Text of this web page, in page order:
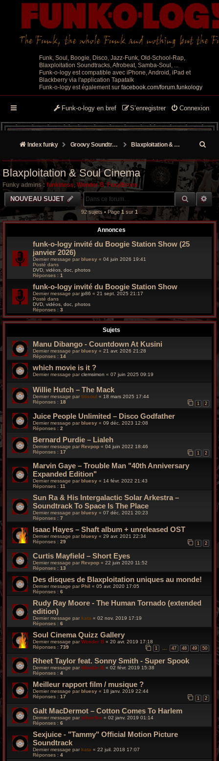
Funk, Soul, Boogie, Disco, Jazz-Funk, Old-School-Rap,
Blaxploitation Soundtracks, Afrobeat, Samba-Soul, ...
Funk-o-logy est compatible avec iPhone, Android, iPad et
Blackberry via l'application Tapatalk
Funk-o-logy est également sur facebook.com/forum.funkology
Connexion
S’enregistrer
Funk-o-logy en bref
Index funky Groovy Soundtracks Blaxploitation & Soul Cinema
e
h
r
c
o
Blaxploitation & Soul Cinema
Funky admins : funkiness, Wonder B,FoxyBronx
NOUVEAU SUJET
92 sujets • Page 1 sur 1
Annonces
funk-o-logy invité du Boogie Station Show (25
janvier 2026)
Dernier message par bluesy « 04 juin 2026 19:41
Posté dans
DVD, vidéos, doc, photos
Réponses : 1
funk-o-logy invité du Boogie Station Show
Dernier message parjp86 « 21 sept. 2025 21:17
Posté dans
DVD, vidéos, doc, photos
Réponses : 3
Sujets
Manu Dibango - Countdown At Kusini
Dernier message par bluesy « 21 avr. 2026 21:28
Réponses : 14
which movie is it ?
Dernier message parclemsimon « 07 juin 2025 09:19
Willie Hutch – The Mack
Dernier message par titisoul « 18 mars 2025 17:44
Réponses : 18 1 2
Juice People Unlimited ‎– Disco Godfather
Dernier message parbluesy « 09 déc. 2023 12:08
Réponses : 2
Bernard Purdie – Lialeh
Dernier message par Revpop « 04 juin 2022 18:46
Réponses : 17 1 2
Marvin Gaye – Trouble Man "40th Anniversary
Expanded Edition"
Dernier message par bluesy « 14 févr. 2022 21:43
Réponses : 11
Sun Ra & His Intergalactic Solar Arkestra –
Soundtrack To Space Is The Place
Dernier message par bluesy « 07 déc. 2021 20:23
Réponses : 7
Isaac Hayes – Shaft album + unreleased OST
Dernier message parbluesy « 29 avr. 2021 22:34
Réponses : 29 1 2
Curtis Mayfield – Short Eyes
Dernier message par Revpop « 22 juin 2020 11:52
Réponses : 13
Des disques de Blaxploitation uniques au monde!
Dernier message parPhil « 05 avr. 2020 17:05
Réponses : 6
Rudy Ray Moore - The Human Tornado (extended
edition)
Dernier message par kata « 02 nov. 2019 17:19
Réponses : 6
Soul Cinema Quizz Gallery
Dernier message parWonder B « 20 avr. 2019 17:18
Réponses : 739 1 … 47 48 49 50
Rheet Taylor feat. Sonny Smith - Super Spook
Dernier message par Wonder B « 02 févr. 2019 15:38
Réponses : 4
Meilleur rapport film / musique ?
Dernier message parbluesy « 18 janv. 2019 22:44
Réponses : 17 1 2
Galt MacDermot – Cotton Comes To Harlem
Dernier message par silverfox « 02 janv. 2019 01:14
Réponses : 6
Sexjuice - "Tammy" Official Motion Picture
Soundtrack
Dernier message par kata « 22 juil. 2018 17:07
Réponses : 4